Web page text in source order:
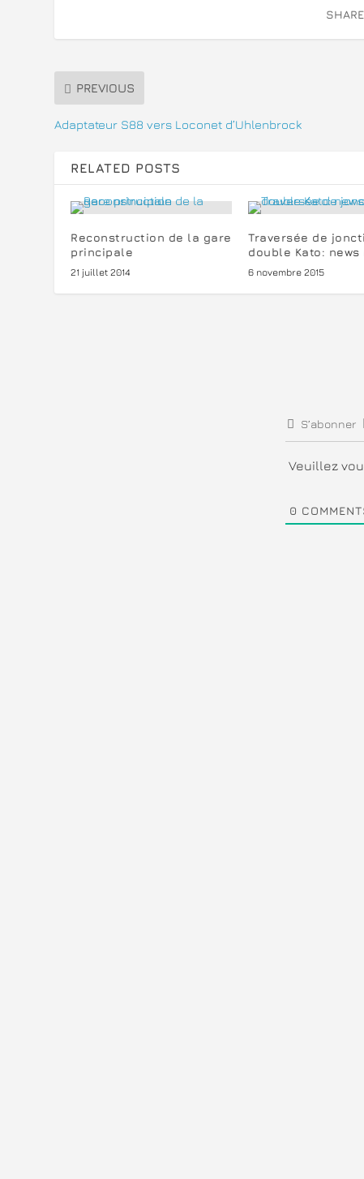
PREVIOUS
Adaptateur S88 vers Loconet d’Uhlenbrock
RELATED POSTS
Reconstruction de la gare
principale
21 juillet 2014
Traversée de
double Kato: news
6 novembre 2015
S’abonner
Veuillez
0